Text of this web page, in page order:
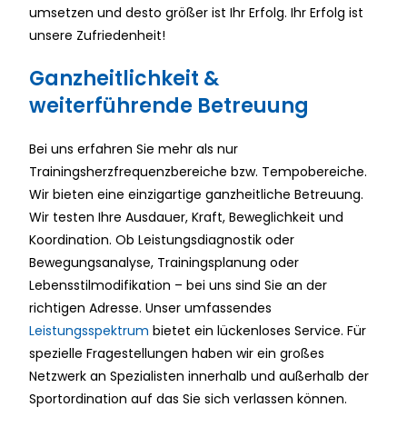
umsetzen und desto größer ist Ihr Erfolg. Ihr Erfolg ist
unsere Zufriedenheit!
Ganzheitlichkeit &
weiterführende Betreuung
Bei uns erfahren Sie mehr als nur
Trainingsherzfrequenzbereiche bzw. Tempobereiche.
Wir bieten eine einzigartige ganzheitliche Betreuung.
Wir testen Ihre Ausdauer, Kraft, Beweglichkeit und
Koordination. Ob Leistungsdiagnostik oder
Bewegungsanalyse, Trainingsplanung oder
Lebensstilmodifikation – bei uns sind Sie an der
richtigen Adresse. Unser umfassendes
Leistungsspektrum bietet ein lückenloses Service. Für
spezielle Fragestellungen haben wir ein großes
Netzwerk an Spezialisten innerhalb und außerhalb der
Sportordination auf das Sie sich verlassen können.